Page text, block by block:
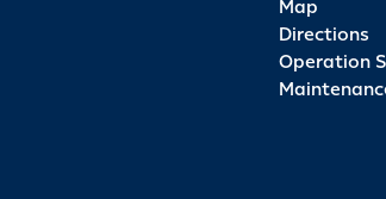
Map
Directions
Operation